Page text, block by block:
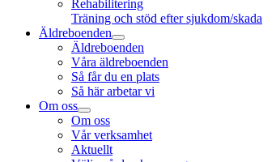
Rehabilitering
Träning och stöd efter sjukdom/skada
Äldreboenden
Äldreboenden
Våra äldreboenden
Så får du en plats
Så här arbetar vi
Om oss
Om oss
Vår verksamhet
Aktuellt